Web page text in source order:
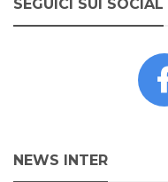
SEGUICI SUI SOCIAL
NEWS INTER